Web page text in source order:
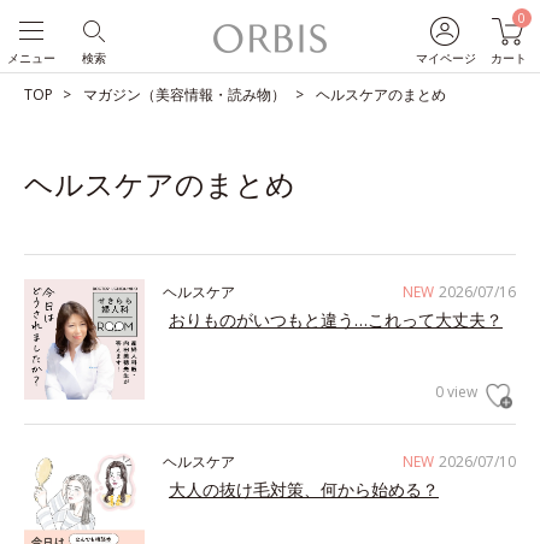
マイページ
0
カート
検索
メニュー
TOP マガジン（美容情報・読み物） ヘルスケアのまとめ
ヘルスケアのまとめ
NEW 2026/07/16
ヘルスケア
おりものがいつもと違う…これって大丈夫？
0 view
NEW 2026/07/10
ヘルスケア
大人の抜け毛対策、何から始める？